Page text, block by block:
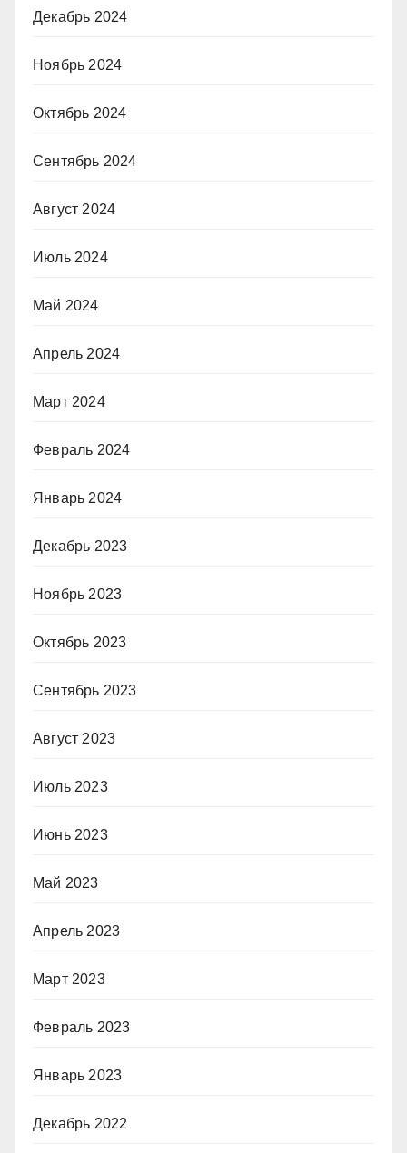
Декабрь 2024
Ноябрь 2024
Октябрь 2024
Сентябрь 2024
Август 2024
Июль 2024
Май 2024
Апрель 2024
Март 2024
Февраль 2024
Январь 2024
Декабрь 2023
Ноябрь 2023
Октябрь 2023
Сентябрь 2023
Август 2023
Июль 2023
Июнь 2023
Май 2023
Апрель 2023
Март 2023
Февраль 2023
Январь 2023
Декабрь 2022